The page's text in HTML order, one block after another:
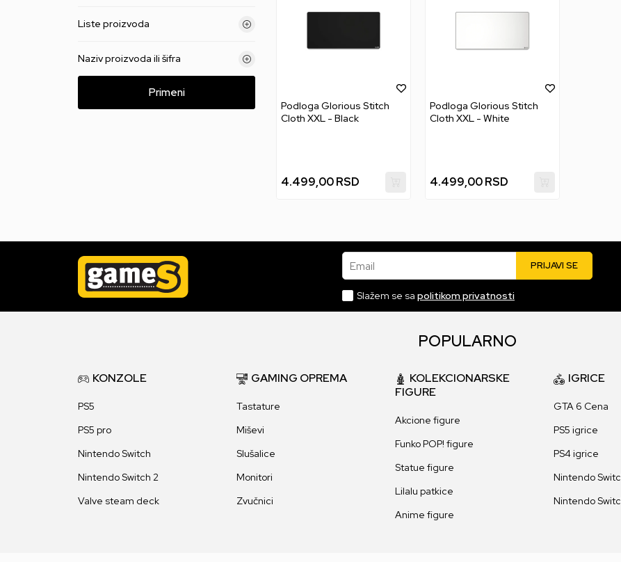
Liste proizvoda
Naziv proizvoda ili šifra
Primeni
Podloga Glorious Stitch
Cloth XXL - Black
4.499,00RSD
Podloga Glorious Stitch
Cloth XXL - White
4.499,00 RSD
Email PRIJAVI SE
Slažem se sa politikom privatnosti
POPULARNO
KONZOLE
PS5
PS5 pro
Nintendo Switch
Nintendo Switch 2
Valve steam deck
GAMING OPREMA
Tastature
Miševi
Slušalice
Monitori
Zvučnici
KOLEKCIONARSKE
FIGURE
Akcione figure
Funko POP! figure
Statue figure
Lilalu patkice
Anime figure
IGRICE
GTA 6 Cena
PS5 igrice
PS4 igrice
Nintendo
Nintendo